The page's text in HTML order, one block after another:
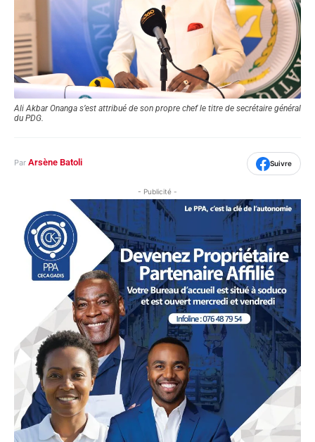
Ali Akbar Onanga s’est attribué de son propre chef le titre de secrétaire général
du PDG.
Par Arsène Batoli Suivre
- Publicité -